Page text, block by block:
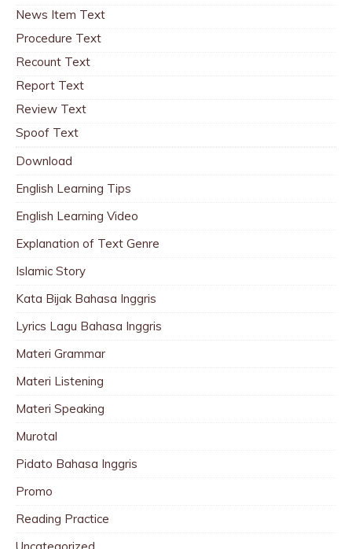
News Item Text
Procedure Text
Recount Text
Report Text
Review Text
Spoof Text
Download
English Learning Tips
English Learning Video
Explanation of Text Genre
Islamic Story
Kata Bijak Bahasa Inggris
Lyrics Lagu Bahasa Inggris
Materi Grammar
Materi Listening
Materi Speaking
Murotal
Pidato Bahasa Inggris
Promo
Reading Practice